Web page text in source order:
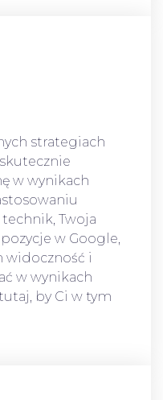
strategiach
w wynikach
Twoja
w Google,
widoczność i
w wynikach
by Ci w tym